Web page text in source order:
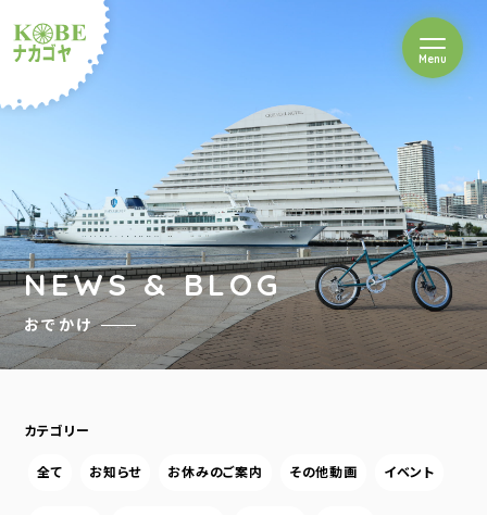
ルショップナカゴヤ
Menuを開閉
NEWS & BLOG
おでかけ
カテゴリー
全て お知らせ お休みのご案内 その他動画 イベント